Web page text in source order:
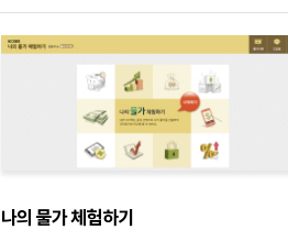
나의 물가 체험하기